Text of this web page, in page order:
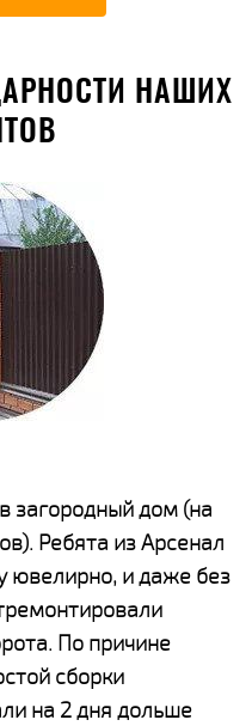
НАШИХ
загородный дом (на
Ребята из Арсенал
ювелирно, и даже без
По причине
сборки
на 2 дня дольше